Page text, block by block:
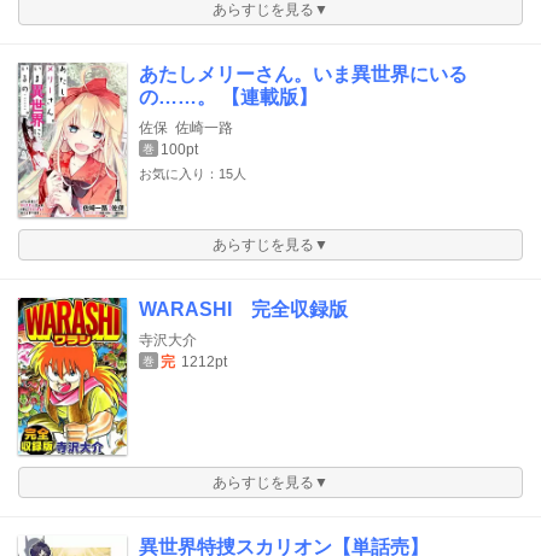
あらすじを見る▼
あたしメリーさん。いま異世界にいる
の……。 【連載版】
佐保 佐崎一路
巻 100pt
お気に入り：15人
あらすじを見る▼
WARASHI 完全収録版
寺沢大介
巻 完 1212pt
あらすじを見る▼
異世界特捜スカリオン【単話売】